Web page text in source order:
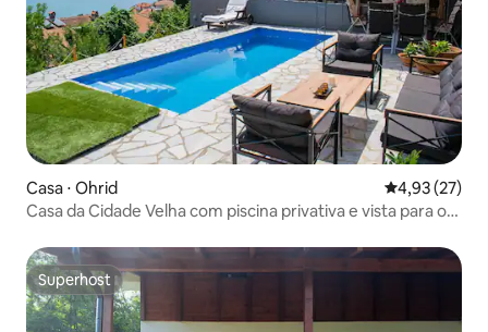
Casa ⋅ Ohrid 4,93 de uma
4,93 (27)
Casa da Cidade Velha com piscina privativa e vista para o
Superhost
Superhost